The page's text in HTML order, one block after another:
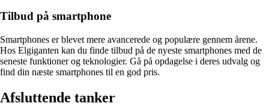
Tilbud på smartphone
Smartphones er blevet mere avancerede og populære gennem årene.
Hos Elgiganten kan du finde tilbud på de nyeste smartphones med de
seneste funktioner og teknologier. Gå på opdagelse i deres udvalg og
find din næste smartphones til en god pris.
Afsluttende tanker